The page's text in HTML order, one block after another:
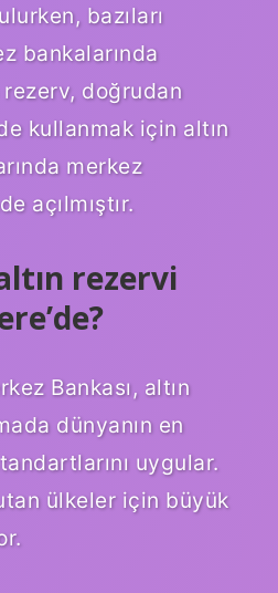
bazıları
bankalarında
doğrudan
kullanmak için altın
merkez
açılmıştır.
rezervi
Bankası, altın
dünyanın en
uygular.
ülkeler için büyük